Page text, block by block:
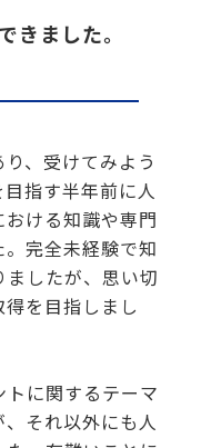
きました。
、受けてみよう
指す半年前に人
ける知識や専門
完全未経験で知
したが、思い切
を目指しまし
に関するテーマ
それ以外にも人